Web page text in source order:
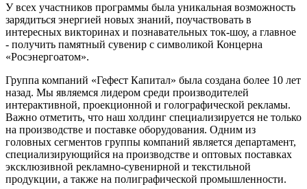
У всех участников программы была уникальная возможность
зарядиться энергией новых знаний, поучаствовать в
интересных викторинах и познавательных ток-шоу, а главное
- получить памятный сувенир с символикой Концерна
«Росэнергоатом».
Группа компаний «Гефест Капитал» была создана более 10 лет
назад. Мы являемся лидером среди производителей
интерактивной, проекционной и голографической рекламы.
Важно отметить, что наш холдинг специализируется не только
на производстве и поставке оборудования. Одним из
головных сегментов группы компаний является департамент,
специализирующийся на производстве и оптовых поставках
эксклюзивной рекламно-сувенирной и текстильной
продукции, а также на полиграфической промышленности.